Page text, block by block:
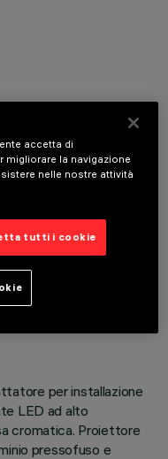
per installazione
LED ad alto
cromatica. Proiettore
pressofuso e
accetta di
migliorare la navigazione
nelle nostre attività
tutti i cookie